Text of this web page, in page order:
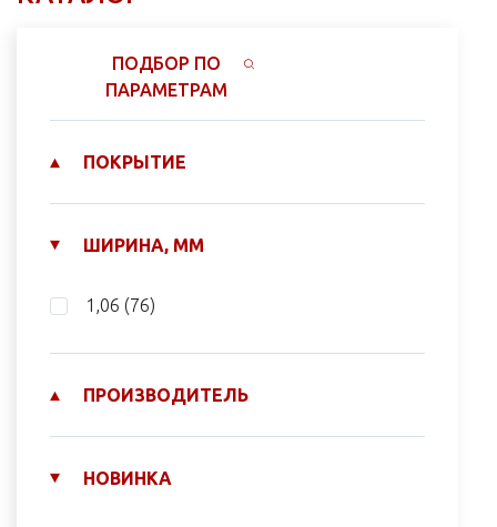
ПОДБОР ПО
ПАРАМЕТРАМ
ПОКРЫТИЕ
ШИРИНА, ММ
1,06 (76)
ПРОИЗВОДИТЕЛЬ
НОВИНКА